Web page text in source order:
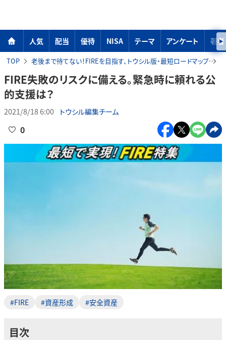
人気 配当 優待 NISA テーマ アンケート 著者
TOP 老後まで待てない！FIREを目指す、トウシル版・最短ロードマップ
FIRE失敗のリスクに備える。緊急時に頼れる公
的支援は？
2021/8/18 6:00 トウシル編集チーム
0
#FIRE #資産形成 #安全資産
目次